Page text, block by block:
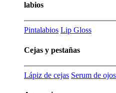
labios
Pintalabios Lip Gloss
Cejas y pestañas
Lápiz de cejas Serum de ojos